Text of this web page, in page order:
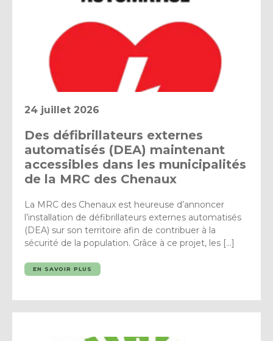
24 juillet 2026
Des défibrillateurs externes
automatisés (DEA) maintenant
accessibles dans les municipalités
de la MRC des Chenaux
La MRC des Chenaux est heureuse d’annoncer
l’installation de défibrillateurs externes automatisés
(DEA) sur son territoire afin de contribuer à la
sécurité de la population. Grâce à ce projet, les […]
EN SAVOIR PLUS